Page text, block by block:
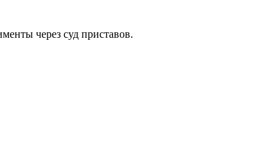
через суд приставов.